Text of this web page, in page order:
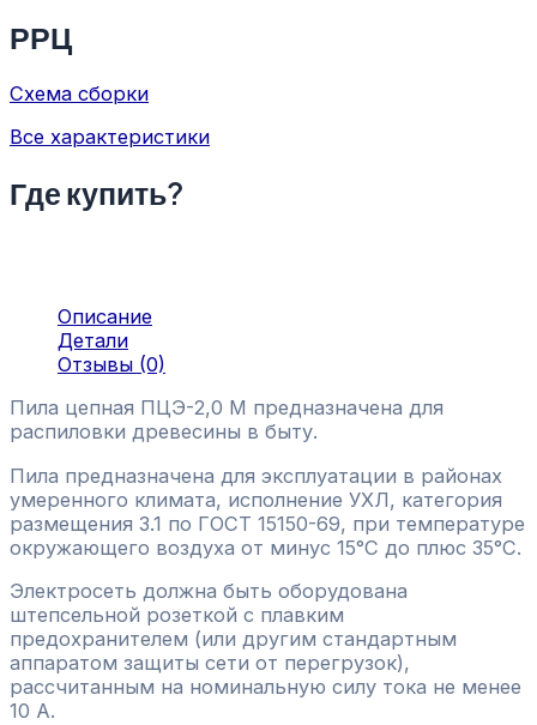
РРЦ
Схема сборки
Все характеристики
Где купить?
Описание
Детали
Отзывы (0)
Пила цепная ПЦЭ-2,0 М предназначена для
распиловки древесины в быту.
Пила предназначена для эксплуатации в районах
умеренного климата, исполнение УХЛ, категория
размещения 3.1 по ГОСТ 15150-69, при температуре
окружающего воздуха от минус 15°С до плюс 35°С.
Электросеть должна быть оборудована
штепсельной розеткой с плавким
предохранителем (или другим стандартным
аппаратом защиты сети от перегрузок),
рассчитанным на номинальную силу тока не менее
10 А.